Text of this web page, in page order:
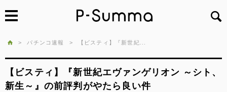
> パチンコ速報 > 【ビスティ】『新世紀...
【ビスティ】『新世紀エヴァンゲリオン ～シト、
新生～』の前評判がやたら良い件